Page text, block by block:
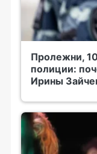
Пролежни,
полиции:
Ирины